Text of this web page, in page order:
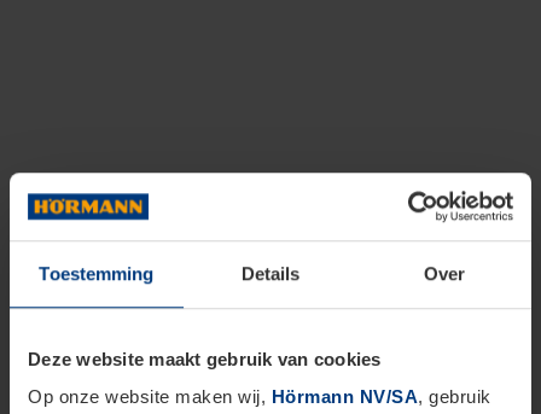
Toestemming Details Over
Deze website maakt gebruik van cookies
Op onze website maken wij, Hörmann NV/SA, gebruik